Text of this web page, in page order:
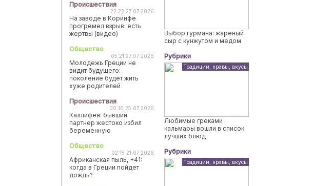
Происшествия
22:22 27.07.2026
На заводе в Коринфе
прогремел взрыв: есть
жертвы (видео)
Общество
05:21 27.07.2026
Молодежь Греции не
видит будущего:
поколение будет жить
хуже родителей
Происшествия
00:16 25.07.2026
Каллифея: бывший
партнер жестоко избил
беременную
Общество
02:15 21.07.2026
Африканская пыль, +41:
когда в Греции пойдет
дождь?
Выбор гурмана: жареный
сыр с кунжутом и медом
Рубрики
Традиции, нравы, вкусы
Любимые греками
кальмары вошли в список
лучших блюд
Рубрики
Традиции, нравы, вкусы